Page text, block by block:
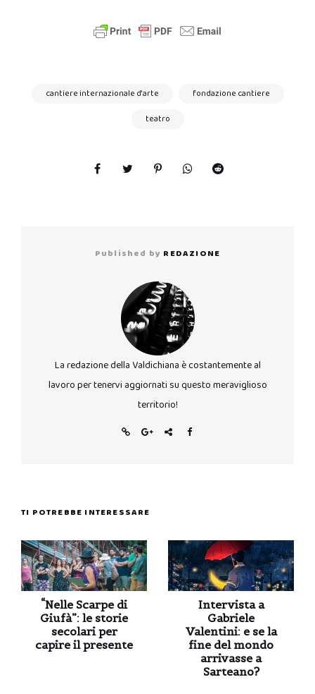
cantiere internazionale d'arte
fondazione cantiere
teatro
Published by REDAZIONE
La redazione della Valdichiana è costantemente al
lavoro per tenervi aggiornati su questo meraviglioso
territorio!
TI POTREBBE INTERESSARE
“Nelle Scarpe di
Giufà”: le storie
secolari per
capire il presente
Intervista a
Gabriele
Valentini: e se la
fine del mondo
arrivasse a
Sarteano?